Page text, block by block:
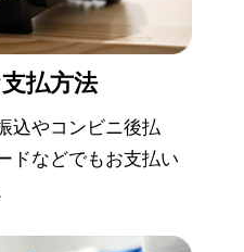
払方法
込やコンビニ後払
ドなどでもお支払い